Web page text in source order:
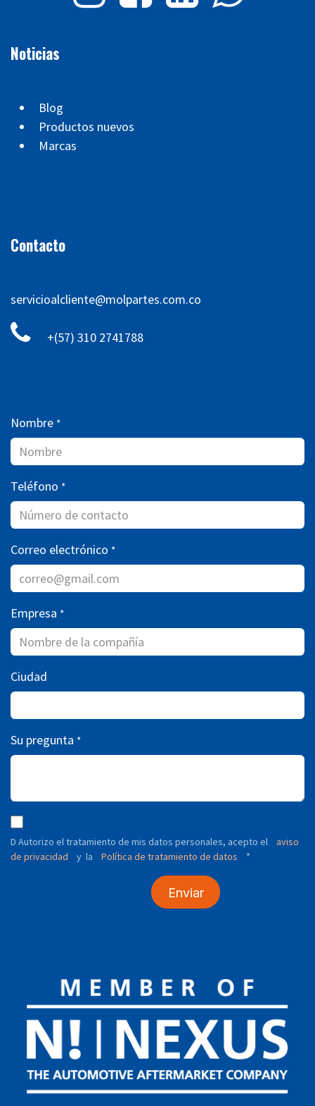
Noticias
Blog
Productos nuevos
Marcas
Contacto
servicioalcliente@molpartes.com.co
+(57) 310 2741788
Nombre *
Teléfono *
Correo electrónico *
Empresa *
Ciudad
Su pregunta *
D Autorizo ​​el tratamiento de mis datos personales, acepto el
aviso
de privacidad
y la Política de tratamiento de datos *
Enviar